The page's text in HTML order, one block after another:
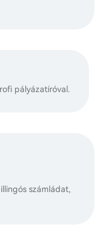
pályázatíróval.
számládat,